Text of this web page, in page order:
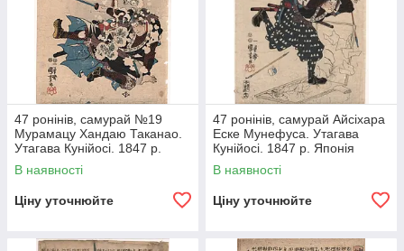
47 ронінів, самурай №19
Мурамацу Хандаю Таканао.
Утагава Кунійосі. 1847 р.
Японія гравюру
В наявності
Ціну уточнюйте
47 ронінів, самурай Айсіхара
Еске Мунефуса. Утагава
Кунійосі. 1847 р. Японія
гравюра
В наявності
Ціну уточнюйте